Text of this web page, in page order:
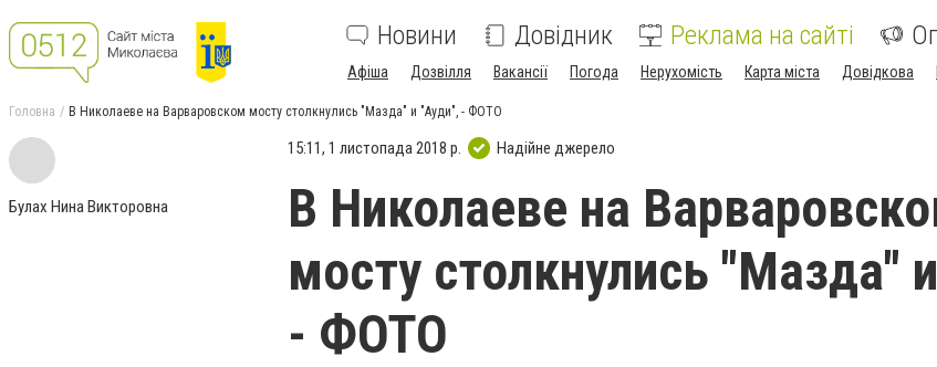
Новини Довідник Реклама на сайті
Афіша Дозвілля Вакансії Погода Нерухомість Карта міста Довідкова
Головна В Николаеве на Варваровском мосту столкнулись "Мазда" и "Ауди", - ФОТО
Булах Нина Викторовна
15:11, 1 листопада 2018 р. Надійне джерело
В Николаеве на
мосту столкнулись "Мазда"
- ФОТО